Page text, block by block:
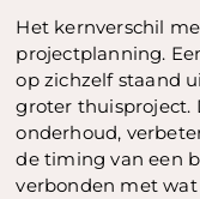
Het kernverschil
projectplanning.
op zichzelf staand
groter thuisproject.
onderhoud,
de timing van een
verbonden met